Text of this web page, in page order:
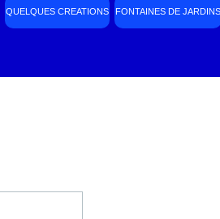
QUELQUES CREATIONS FONTAINES DE JARDINS